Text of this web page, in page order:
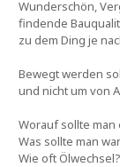
Wunderschön,
findende
zu dem Ding je
Bewegt werden
und nicht um von
Worauf sollte man
Was sollte man
Wie oft